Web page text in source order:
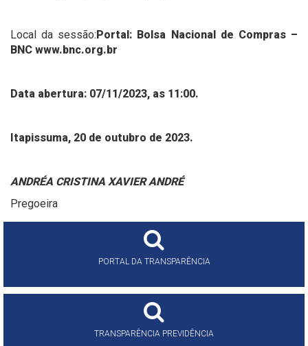
Local da sessão:Portal: Bolsa Nacional de Compras –
BNC www.bnc.org.br
Data abertura: 07/11/2023, as 11:00.
Itapissuma, 20 de outubro de 2023.
ANDRÉA CRISTINA XAVIER ANDRÉ
Pregoeira
PORTAL DA TRANSPARÊNCIA
TRANSPARÊNCIA PREVIDÊNCIA